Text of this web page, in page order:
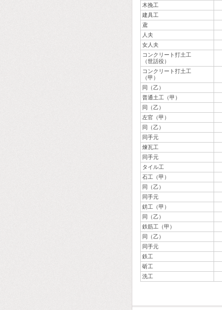
木挽工
建具工
鳶
人夫
女人夫
コンクリート打土工
（世話役）
コンクリート打土工
（甲）
同（乙）
普通土工（甲）
同（乙）
左官（甲）
同（乙）
同手元
煉瓦工
同手元
タイル工
石工（甲）
同（乙）
同手元
錺工（甲）
同（乙）
鉄筋工（甲）
同（乙）
同手元
鉄工
斫工
洗工